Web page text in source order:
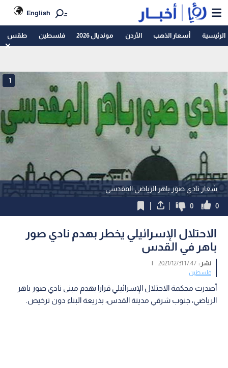
English
الرئيسية أسعار الذهب الأردن مونديال 2026 فلسطين طقس
شعار نادي صور باهر الرياضي المقدسي
1
0
0
الاحتلال الإسرائيلي يخطر بهدم نادي صور
باهر في القدس
نشر :17:47 2021/12/31
|
فلسطين
أصدرت محكمة الاحتلال الإسرائيلي قرارا بهدم مبنى نادي صور باهر
الرياضي، جنوب شرقي مدينة القدس، بذريعة البناء دون ترخيص.